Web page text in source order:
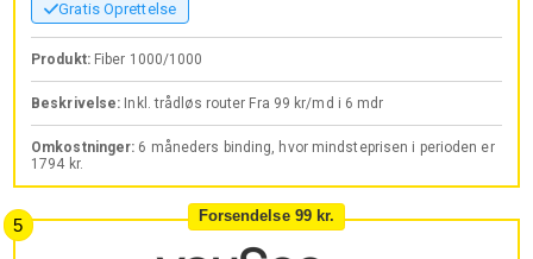
Gratis Oprettelse
Produkt: Fiber 1000/1000
Beskrivelse: Inkl. trådløs router Fra 99 kr/md i 6 mdr
Omkostninger: 6 måneders binding, hvor mindsteprisen i perioden er
1794 kr.
Forsendelse 99 kr.